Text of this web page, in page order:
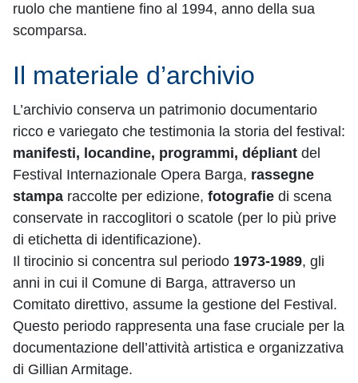
ruolo che mantiene fino al 1994, anno della sua
scomparsa.
Il materiale d’archivio
L’archivio conserva un patrimonio documentario
ricco e variegato che testimonia la storia del festival:
manifesti, locandine, programmi, dépliant del
Festival Internazionale Opera Barga, rassegne
stampa raccolte per edizione, fotografie di scena
conservate in raccoglitori o scatole (per lo più prive
di etichetta di identificazione).
Il tirocinio si concentra sul periodo 1973-1989, gli
anni in cui il Comune di Barga, attraverso un
Comitato direttivo, assume la gestione del Festival.
Questo periodo rappresenta una fase cruciale per la
documentazione dell’attività artistica e organizzativa
di Gillian Armitage.